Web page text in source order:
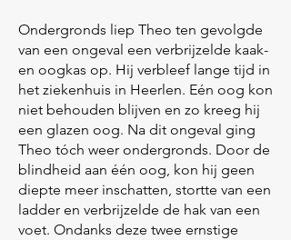
Ondergronds liep Theo ten gevolgde
van een ongeval een verbrijzelde kaak-
en oogkas op. Hij verbleef lange tijd in
het ziekenhuis in Heerlen. Eén oog kon
niet behouden blijven en zo kreeg hij
een glazen oog. Na dit ongeval ging
Theo tóch weer ondergronds. Door de
blindheid aan één oog, kon hij geen
diepte meer inschatten, stortte van een
ladder en verbrijzelde de hak van een
voet. Ondanks deze twee ernstige